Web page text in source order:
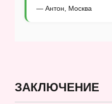
— Антон, Москва
ЗАКЛЮЧЕНИЕ